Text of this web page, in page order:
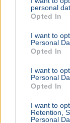
personal
Opted In
I want to
Personal
Opted In
I want to
Personal
Opted In
I want to
Retention,
Personal
Országgyűlés
szűnik meg